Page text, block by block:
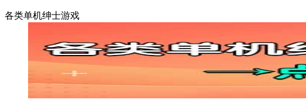
各类单机绅士游戏